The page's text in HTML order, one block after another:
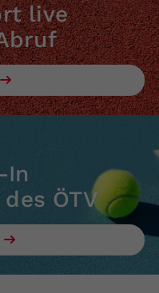
live
In
ÖTV